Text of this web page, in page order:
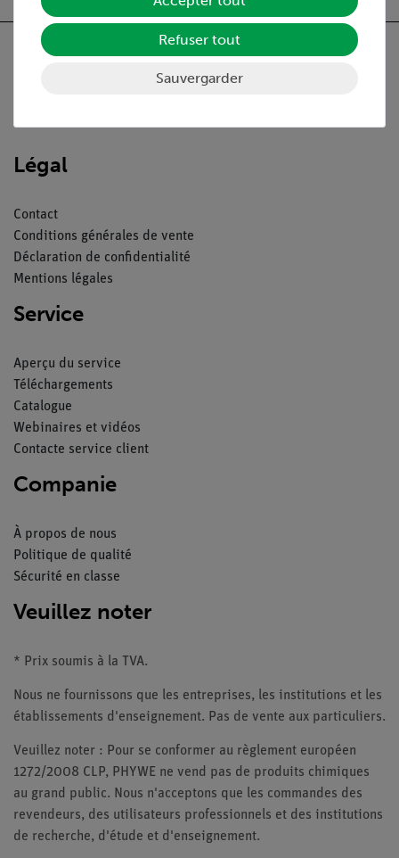
Légal
Contact
Conditions générales de vente
Déclaration de confidentialité
Mentions légales
Service
Aperçu du service
Téléchargements
Catalogue
Webinaires et vidéos
Contacte service client
Companie
À propos de nous
Politique de qualité
Sécurité en classe
Veuillez noter
* Prix soumis à la TVA.
Nous ne fournissons que les entreprises, les institutions et les
établissements d'enseignement. Pas de vente aux particuliers.
Veuillez noter : Pour se conformer au règlement européen
1272/2008 CLP, PHYWE ne vend pas de produits chimiques
au grand public. Nous n'acceptons que les commandes des
revendeurs, des utilisateurs professionnels et des institutions
de recherche, d'étude et d'enseignement.
Refuser tout
Sauvergarder